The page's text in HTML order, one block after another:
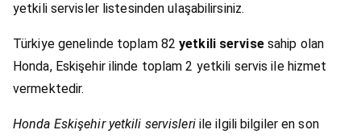
yetkili servisler listesinden ulaşabilirsiniz.
Türkiye genelinde toplam 82yetkili servisesahip olan
Honda, Eskişehir ilinde toplam 2 yetkili servis ile hizmet
vermektedir.
Honda Eskişehir yetkili servisleriile ilgili bilgiler en son